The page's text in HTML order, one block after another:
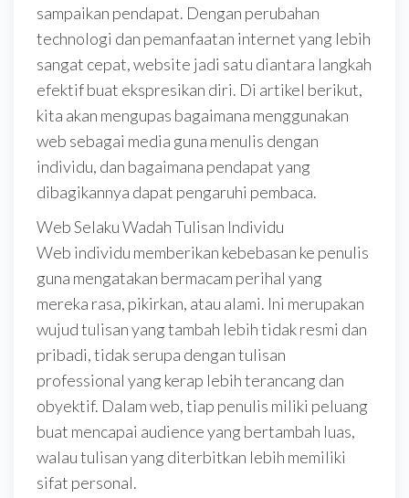
sampaikan pendapat. Dengan perubahan
technologi dan pemanfaatan internet yang lebih
sangat cepat, website jadi satu diantara langkah
efektif buat ekspresikan diri. Di artikel berikut,
kita akan mengupas bagaimana menggunakan
web sebagai media guna menulis dengan
individu, dan bagaimana pendapat yang
dibagikannya dapat pengaruhi pembaca.
Web Selaku Wadah Tulisan Individu
Web individu memberikan kebebasan ke penulis
guna mengatakan bermacam perihal yang
mereka rasa, pikirkan, atau alami. Ini merupakan
wujud tulisan yang tambah lebih tidak resmi dan
pribadi, tidak serupa dengan tulisan
professional yang kerap lebih terancang dan
obyektif. Dalam web, tiap penulis miliki peluang
buat mencapai audience yang bertambah luas,
walau tulisan yang diterbitkan lebih memiliki
sifat personal.